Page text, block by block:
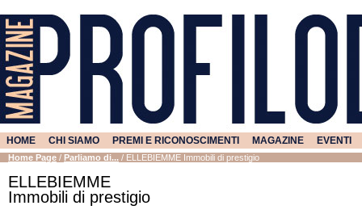
HOME CHI SIAMO PREMI E RICONOSCIMENTI MAGAZINE EVENTI
Home Page / Parliamo di... / ELLEBIEMME Immobili di prestigio
ELLEBIEMME
Immobili di prestigio